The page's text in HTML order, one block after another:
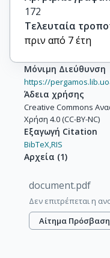
172
Τελευταία
πριν από 7 έτη
Μόνιμη Διεύθυνση
https://
Άδεια χρήσης
Creative Commons
Χρήση 4.0 (CC-BY-NC)
Εξαγωγή Citation
BibTeX,RIS
Αρχεία (1)
document.pdf
Δεν επιτρέπεται η
Αίτημα